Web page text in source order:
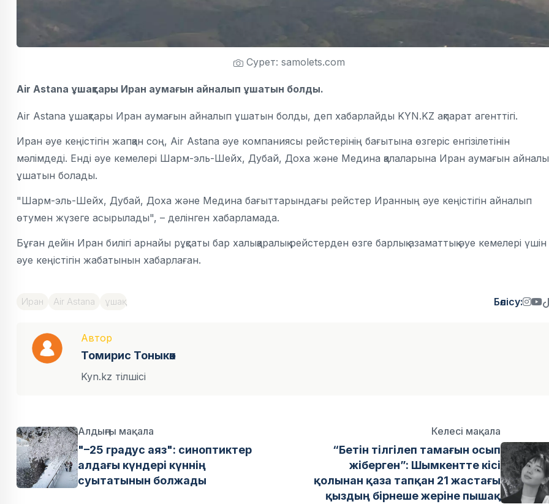
Сурет: samolets.com
Air Astana ұшақтары Иран аумағын айналып ұшатын болды.
Air Astana ұшақтары Иран аумағын айналып ұшатын болды, деп хабарлайды KYN.KZ ақпарат агенттігі.
Иран әуе кеңістігін жапқан соң, Air Astana әуе компаниясы рейстерінің бағытына өзгеріс енгізілетінін
мәлімдеді. Енді әуе кемелері Шарм-эль-Шейх, Дубай, Доха және Медина қалаларына Иран аумағын
ұшатын болады.
"Шарм-эль-Шейх, Дубай, Доха және Медина бағыттарындағы рейстер Иранның әуе кеңістігін айналып
өтумен жүзеге асырылады", – делінген хабарламада.
Бұған дейін Иран билігі арнайы рұқсаты бар халықаралық рейстерден өзге барлық азаматтық әуе кемелері үшін
әуе кеңістігін жабатынын хабарлаған.
Иран Air Astana ұшақ Бөлісу:
Автор
Томирис Тоныкөк
Kyn.kz тілшісі
Алдыңғы мақала
"–25 градус аяз": синоптиктер
алдағы күндері күннің
суытатынын болжады
Келесі мақала
“Бетін тілгілеп тамағын осып
жіберген”: Шымкентте кісі
қолынан қаза тапқан 21 жастағы
қыздың бірнеше жеріне пышақ